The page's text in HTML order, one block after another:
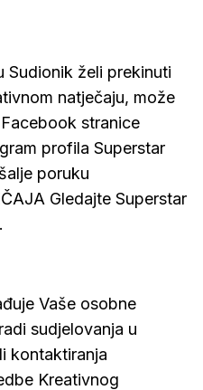
Sudionik želi prekinuti
natječaju, može
stranice
profila Superstar
poruku
Gledajte Superstar
Vaše osobne
sudjelovanja u
kontaktiranja
Kreativnog